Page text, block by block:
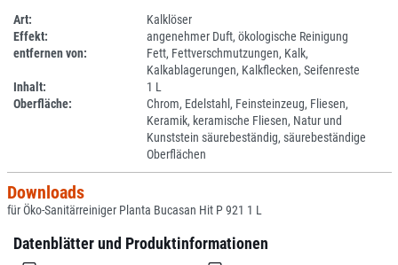
Art:
Kalklöser
Effekt:
angenehmer Duft, ökologische Reinigung
entfernen von:
Fett, Fettverschmutzungen, Kalk,
Kalkablagerungen, Kalkflecken, Seifenreste
Inhalt:
1 L
Oberfläche:
Chrom, Edelstahl, Feinsteinzeug, Fliesen,
Keramik, keramische Fliesen, Natur und
Kunststein säurebeständig, säurebeständige
Oberflächen
Downloads
für Öko-Sanitärreiniger Planta Bucasan Hit P 921 1 L
Datenblätter und Produktinformationen